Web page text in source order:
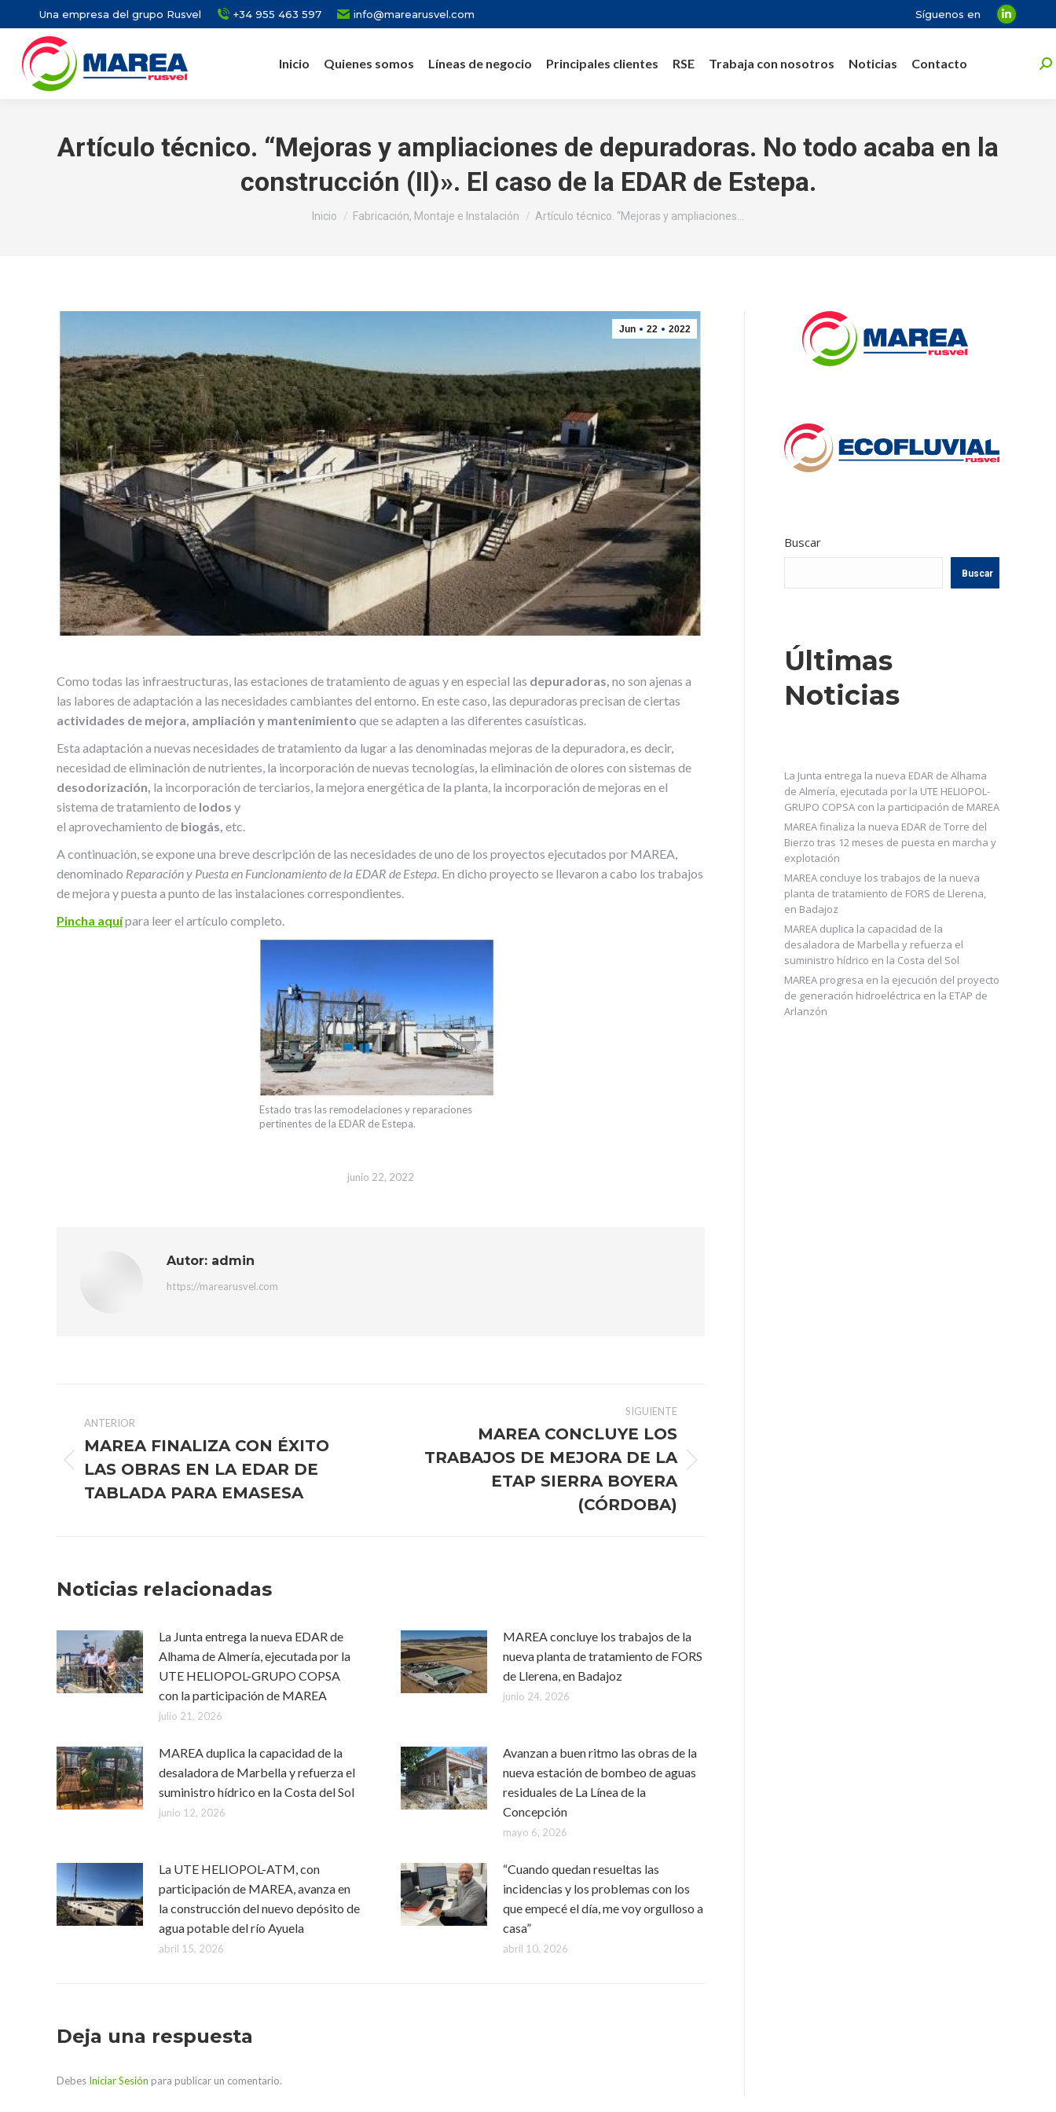
Una empresa del grupo Rusvel +34 955 463 597 info@marearusvel.com Síguenos en
Linkedin
Inicio Quienes somos Líneas de negocio Principales clientes RSE Trabaja con nosotros Noticias Contacto
Artículo técnico. “Mejoras y ampliaciones de depuradoras. No todo acaba en la
construcción (II)». El caso de la EDAR de Estepa.
Estás aquí:
Inicio Fabricación, Montaje e Instalación Artículo técnico. “Mejoras y ampliaciones…
Jun 22 2022
Como todas las infraestructuras, las estaciones de tratamiento de aguas y en especial las depuradoras, no son ajenas a
las labores de adaptación a las necesidades cambiantes del entorno. En este caso, las depuradoras precisan de ciertas
actividades de mejora, ampliación y mantenimiento que se adapten a las diferentes casuísticas.
Esta adaptación a nuevas necesidades de tratamiento da lugar a las denominadas mejoras de la depuradora, es decir,
necesidad de eliminación de nutrientes, la incorporación de nuevas tecnologías, la eliminación de olores con sistemas de
desodorización, la incorporación de terciarios, la mejora energética de la planta, la incorporación de mejoras en el
sistema de tratamiento de lodos y
el aprovechamiento de biogás, etc.
A continuación, se expone una breve descripción de las necesidades de uno de los proyectos ejecutados por MAREA,
denominado Reparación y Puesta en Funcionamiento de la EDAR de Estepa . En dicho proyecto se llevaron a cabo los trabajos
de mejora y puesta a punto de las instalaciones correspondientes.
Pincha aquípara leer el artículo completo.
Estado tras las remodelaciones y reparaciones
pertinentes de la EDAR de Estepa.
junio 22, 2022
Autor: admin
https://marearusvel.com
entre
publicaciones
ANTERIOR
Publicación
anterior:
MAREA FINALIZA CON ÉXITO
LAS OBRAS EN LA EDAR DE
TABLADA PARA EMASESA
SIGUIENTE
MAREA CONCLUYE LOS
TRABAJOS DE MEJORA DE LA
ETAP SIERRA BOYERA
(CÓRDOBA)
Noticias relacionadas
La Junta entrega la nueva EDAR de
Alhama de Almería, ejecutada por la
UTE HELIOPOL-GRUPO COPSA
con la participación de MAREA
julio 21, 2026
MAREA concluye los trabajos de la
nueva planta de tratamiento de FORS
de Llerena, en Badajoz
junio 24, 2026
MAREA duplica la capacidad de la
desaladora de Marbella y refuerza el
suministro hídrico en la Costa del Sol
junio 12, 2026
Avanzan a buen ritmo las obras de la
nueva estación de bombeo de aguas
residuales de La Línea de la
Concepción
mayo 6, 2026
La UTE HELIOPOL-ATM, con
participación de MAREA, avanza en
la construcción del nuevo depósito de
agua potable del río Ayuela
abril 15, 2026
“Cuando quedan resueltas las
incidencias y los problemas con los
que empecé el día, me voy orgulloso a
casa”
abril 10, 2026
Deja una respuesta
Debes Iniciar Sesión para publicar un comentario.
Buscar
Buscar
Últimas
Noticias
La Junta entrega la nueva EDAR de Alhama
de Almería, ejecutada por la UTE HELIOPOL-
GRUPO COPSA con la participación de MAREA
MAREA finaliza la nueva EDAR de Torre del
Bierzo tras 12 meses de puesta en marcha y
explotación
MAREA concluye los trabajos de la nueva
planta de tratamiento de FORS de Llerena,
en Badajoz
MAREA duplica la capacidad de la
desaladora de Marbella y refuerza el
suministro hídrico en la Costa del Sol
MAREA progresa en la ejecución del proyecto
de generación hidroeléctrica en la ETAP de
Arlanzón